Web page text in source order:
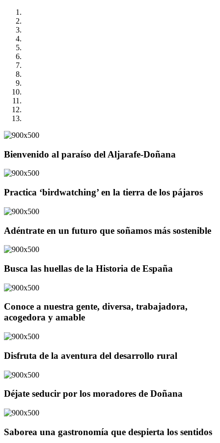
Bienvenido al paraíso del Aljarafe-Doñana
Practica ‘birdwatching’ en la tierra de los pájaros
Adéntrate en un futuro que soñamos más sostenible
Busca las huellas de la Historia de España
Conoce a nuestra gente, diversa, trabajadora,
acogedora y amable
Disfruta de la aventura del desarrollo rural
Déjate seducir por los moradores de Doñana
Saborea una gastronomía que despierta los sentidos